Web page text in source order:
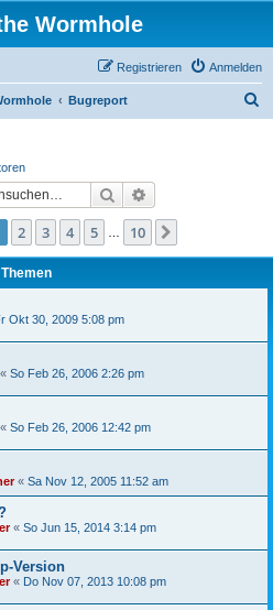
Wormhole
Anmelden
Registrieren
Bugreport
Suche
1von 10
2 3 4 5 10
Themen
Okt 30, 2009 5:08 pm
« So Feb 26, 2006 2:26 pm
« So Feb 26, 2006 12:42 pm
« Sa Nov 12, 2005 11:52 am
« So Jun 15, 2014 3:14 pm
Version
« Do Nov 07, 2013 10:08 pm